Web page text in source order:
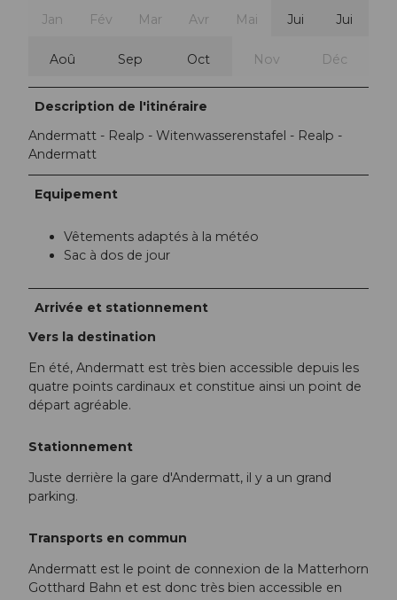
Jan Fév Mar Avr Mai Jui Jui
Aoû Sep Oct Nov Déc
Description de l'itinéraire
Andermatt - Realp - Witenwasserenstafel - Realp -
Andermatt
Equipement
Vêtements adaptés à la météo
Sac à dos de jour
Arrivée et stationnement
Vers la destination
En été, Andermatt est très bien accessible depuis les
quatre points cardinaux et constitue ainsi un point de
départ agréable.
Stationnement
Juste derrière la gare d'Andermatt, il y a un grand
parking.
Transports en commun
Andermatt est le point de connexion de la Matterhorn
Gotthard Bahn et est donc très bien accessible en